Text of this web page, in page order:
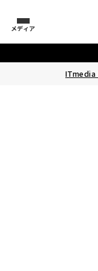
メディア
ITmedia